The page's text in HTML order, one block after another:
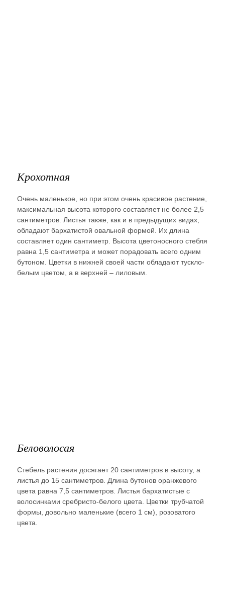
Крохотная
Очень маленькое, но при этом очень красивое растение,
максимальная высота которого составляет не более 2,5
сантиметров. Листья также, как и в предыдущих видах,
обладают бархатистой овальной формой. Их длина
составляет один сантиметр. Высота цветоносного стебля
равна 1,5 сантиметра и может порадовать всего одним
бутоном. Цветки в нижней своей части обладают тускло-
белым цветом, а в верхней – лиловым.
Беловолосая
Стебель растения досягает 20 сантиметров в высоту, а
листья до 15 сантиметров. Длина бутонов оранжевого
цвета равна 7,5 сантиметров. Листья бархатистые с
волосинками сребристо-белого цвета. Цветки трубчатой
формы, довольно маленькие (всего 1 см), розоватого
цвета.